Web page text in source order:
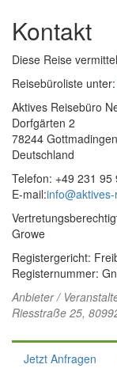
Kontakt
Diese Reise
Reisebüroliste unter:
Aktives Reisebüro
Dorfgärten 2
78244 Gottmadingen
Deutschland
Telefon: +49 231 95
E-mail:
Growe
Registergericht:
Registernummer:
Anbieter /
Riesstraße 25,
Jetzt Anfragen